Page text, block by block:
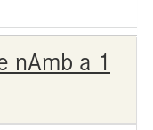
nAmb a 1